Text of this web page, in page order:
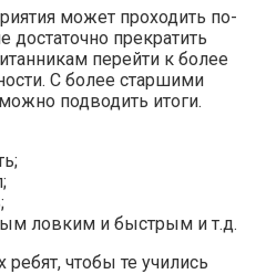
может проходить по-
прекратить
перейти к более
С более старшими
подводить итоги.
ловким и быстрым и т.д.
чтобы те учились